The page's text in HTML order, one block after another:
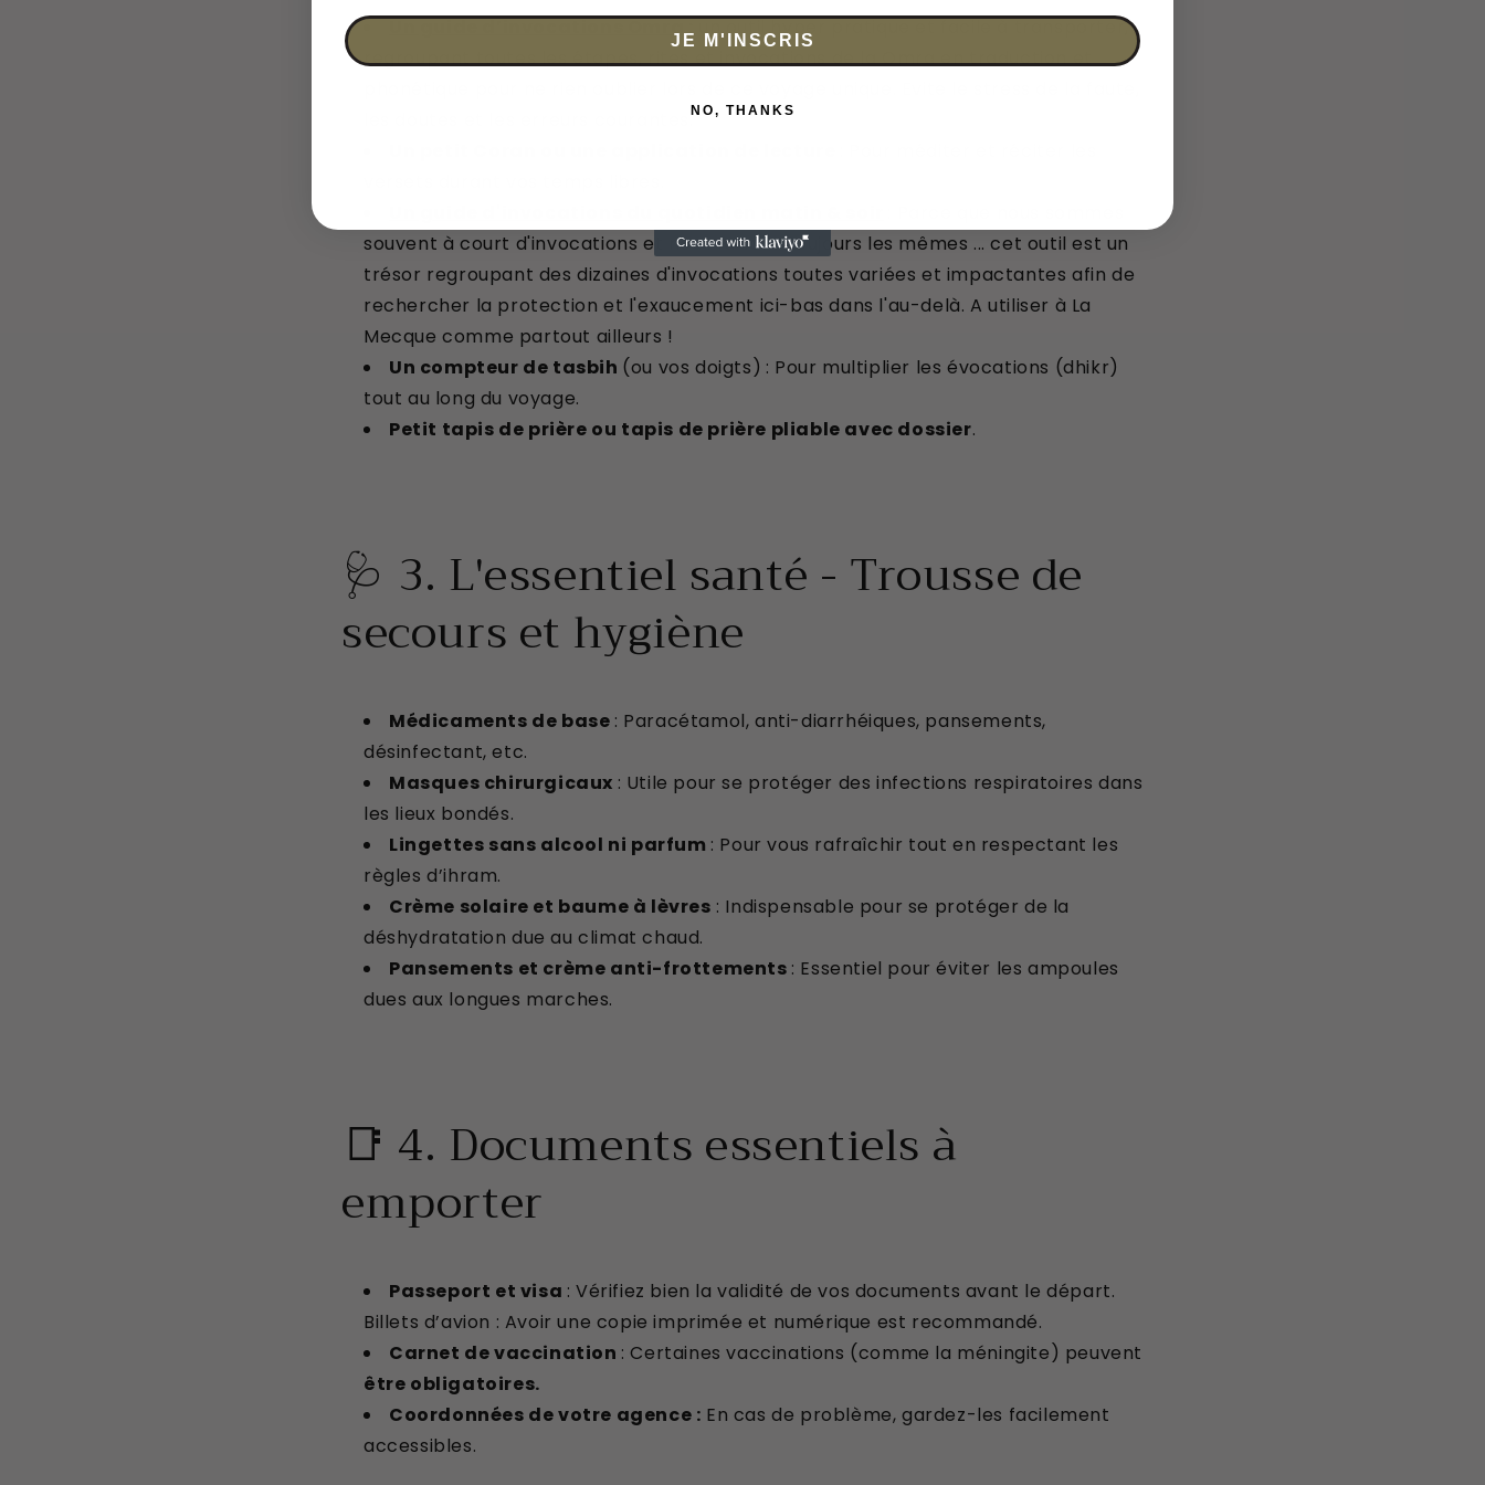
Un guide d’invocations Omra: un outil hyper pratique et facile à transporter,
regroupant toutes les étapes, rites et invocations de la Omra en traduction et
les doutes et les erreurs courantes.
souvent à court d'invocations et nous faisons toujours les mêmes ... cet outil est un
trésor regroupant des dizaines d'invocations toutes variées et impactantes afin de
rechercher la protection et l'exaucement ici-bas dans l'au-delà. A utiliser à La
Mecque comme partout ailleurs !
Un compteur de tasbih (ou vos doigts) : Pour multiplier les évocations (dhikr)
tout au long du voyage.
Petit tapis de prière ou tapis de prière pliable avec dossier.
🩺 3. L'essentiel santé - Trousse de
secours et hygiène
Médicaments de base : Paracétamol, anti-diarrhéiques, pansements,
désinfectant, etc.
Masques chirurgicaux : Utile pour se protéger des infections respiratoires dans
les lieux bondés.
Lingettes sans alcool ni parfum : Pour vous rafraîchir tout en respectant les
règles d’ihram.
Crème solaire et baume à lèvres : Indispensable pour se protéger de la
déshydratation due au climat chaud.
Pansements et crème anti-frottements : Essentiel pour éviter les ampoules
dues aux longues marches.
📑 4. Documents essentiels à
emporter
Passeport et visa : Vérifiez bien la validité de vos documents avant le départ.
Billets d’avion : Avoir une copie imprimée et numérique est recommandé.
Carnet de vaccination : Certaines vaccinations (comme la méningite) peuvent
être obligatoires.
Coordonnées de votre agence : En cas de problème, gardez-les facilement
accessibles.
JE M'INSCRIS
NO, THANKS